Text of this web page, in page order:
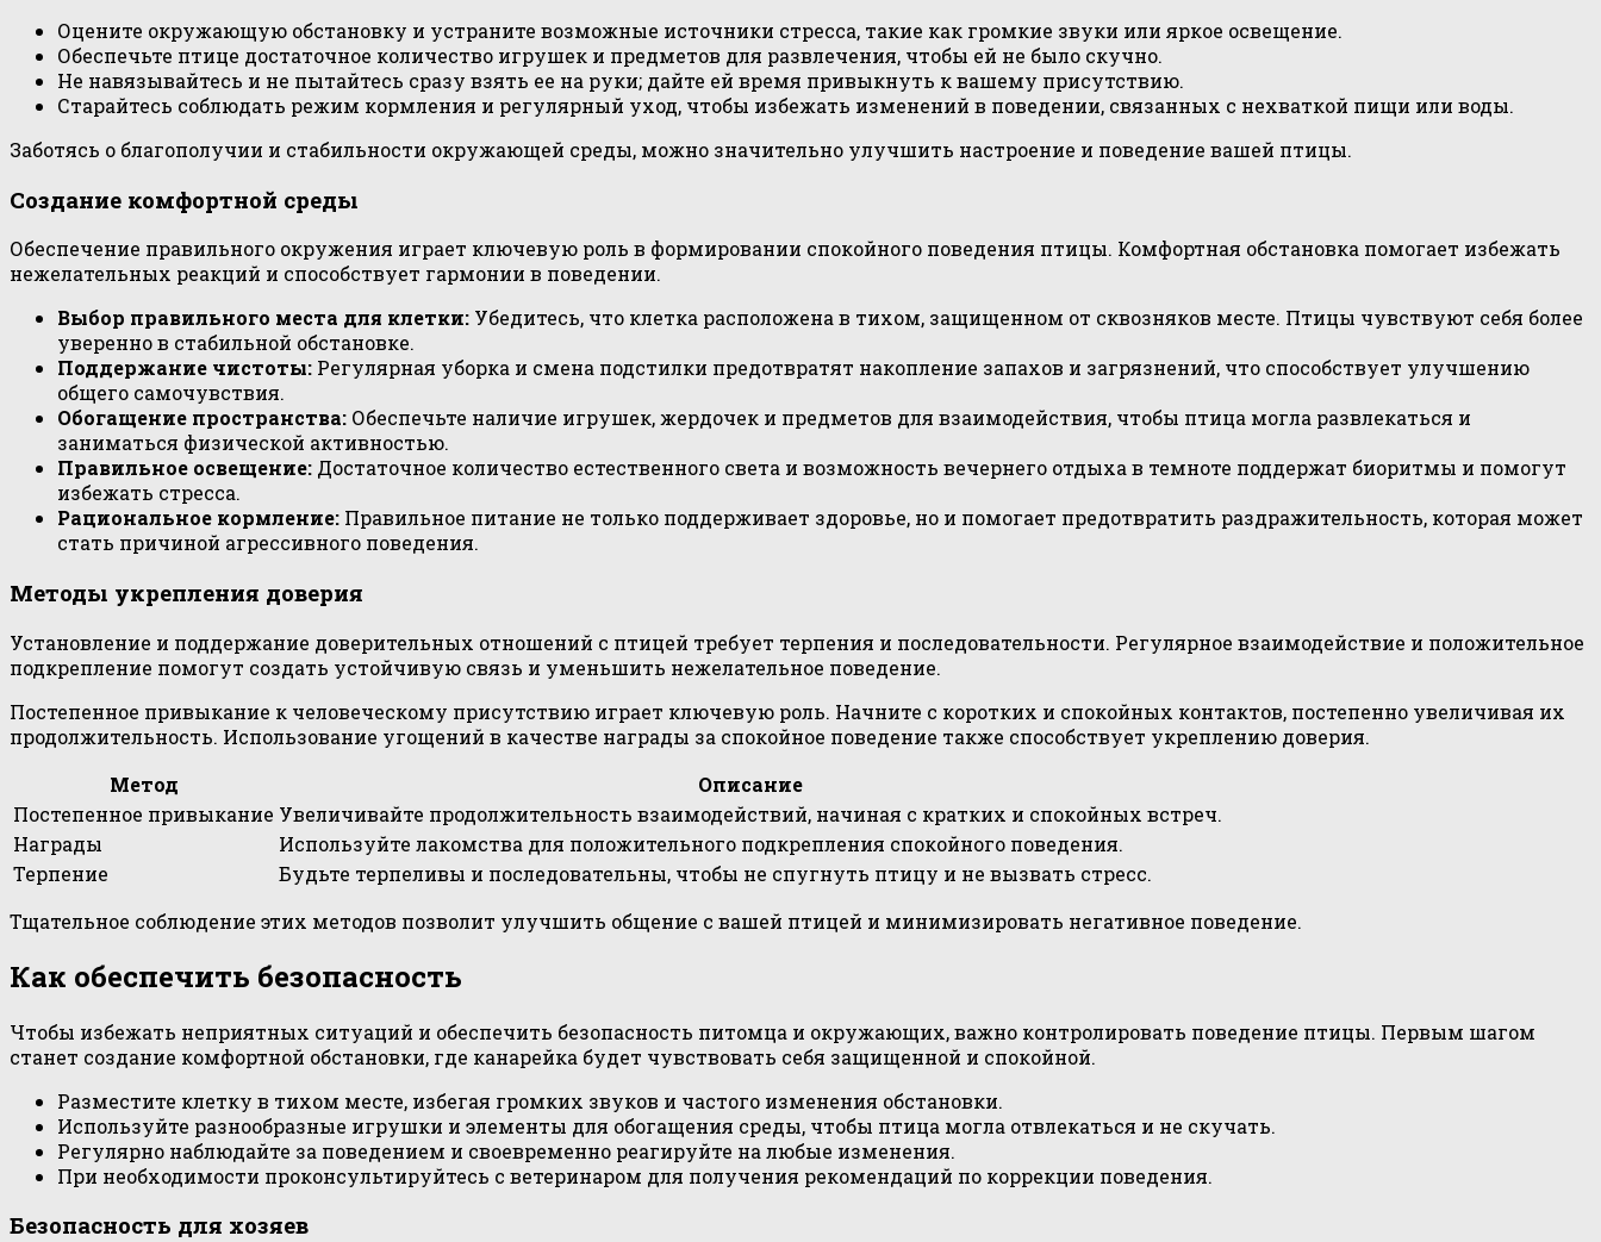
Оцените окружающую обстановку и устраните возможные источники стресса, такие как громкие звуки или яркое освещение.
Обеспечьте птице достаточное количество игрушек и предметов для развлечения, чтобы ей не было скучно.
Не навязывайтесь и не пытайтесь сразу взять ее на руки; дайте ей время привыкнуть к вашему присутствию.
Старайтесь соблюдать режим кормления и регулярный уход, чтобы избежать изменений в поведении, связанных с нехваткой пищи или воды.
Заботясь о благополучии и стабильности окружающей среды, можно значительно улучшить настроение и поведение вашей птицы.
Создание комфортной среды
Обеспечение правильного окружения играет ключевую роль в формировании спокойного поведения птицы. Комфортная обстановка помогает избежать
нежелательных реакций и способствует гармонии в поведении.
Выбор правильного места для клетки: Убедитесь, что клетка расположена в тихом, защищенном от сквозняков месте. Птицы чувствуют себя более
уверенно в стабильной обстановке.
Поддержание чистоты: Регулярная уборка и смена подстилки предотвратят накопление запахов и загрязнений, что способствует улучшению
общего самочувствия.
Обогащение пространства: Обеспечьте наличие игрушек, жердочек и предметов для взаимодействия, чтобы птица могла развлекаться и
заниматься физической активностью.
Правильное освещение: Достаточное количество естественного света и возможность вечернего отдыха в темноте поддержат биоритмы и помогут
избежать стресса.
Рациональное кормление: Правильное питание не только поддерживает здоровье, но и помогает предотвратить раздражительность, которая может
стать причиной агрессивного поведения.
Методы укрепления доверия
Установление и поддержание доверительных отношений с птицей требует терпения и последовательности. Регулярное взаимодействие и положительное
подкрепление помогут создать устойчивую связь и уменьшить нежелательное поведение.
Постепенное привыкание к человеческому присутствию играет ключевую роль. Начните с коротких и спокойных контактов, постепенно увеличивая их
продолжительность. Использование угощений в качестве награды за спокойное поведение также способствует укреплению доверия.
Метод
Описание
Постепенное привыкание Увеличивайте продолжительность взаимодействий, начиная с кратких и спокойных встреч.
Награды
Используйте лакомства для положительного подкрепления спокойного поведения.
Терпение
Будьте терпеливы и последовательны, чтобы не спугнуть птицу и не вызвать стресс.
Тщательное соблюдение этих методов позволит улучшить общение с вашей птицей и минимизировать негативное поведение.
Как обеспечить безопасность
Чтобы избежать неприятных ситуаций и обеспечить безопасность питомца и окружающих, важно контролировать поведение птицы. Первым шагом
станет создание комфортной обстановки, где канарейка будет чувствовать себя защищенной и спокойной.
Разместите клетку в тихом месте, избегая громких звуков и частого изменения обстановки.
Используйте разнообразные игрушки и элементы для обогащения среды, чтобы птица могла отвлекаться и не скучать.
Регулярно наблюдайте за поведением и своевременно реагируйте на любые изменения.
При необходимости проконсультируйтесь с ветеринаром для получения рекомендаций по коррекции поведения.
Безопасность для хозяев